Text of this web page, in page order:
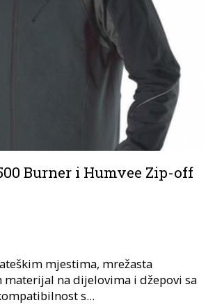
Burner i Humvee Zip-off
mjestima, mrežasta
materijal na dijelovima i džepovi sa
s...